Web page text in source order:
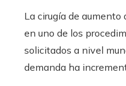
La cirugía de
en uno de los
solicitados a nivel
demanda ha